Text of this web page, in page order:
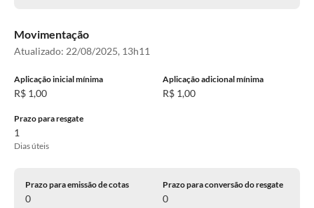
Movimentação
Atualizado: 22/08/2025, 13h11
Aplicação inicial mínima
R$ 1,00
Aplicação adicional mínima
R$ 1,00
Prazo para resgate
1
Dias úteis
Prazo para emissão de cotas
0
Prazo para conversão do resgate
0